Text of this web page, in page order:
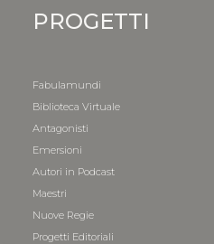
PROGETTI
Fabulamundi
Biblioteca Virtuale
Antagonisti
Emersioni
Autori in Podcast
Maestri
Nuove Regie
Progetti Editoriali